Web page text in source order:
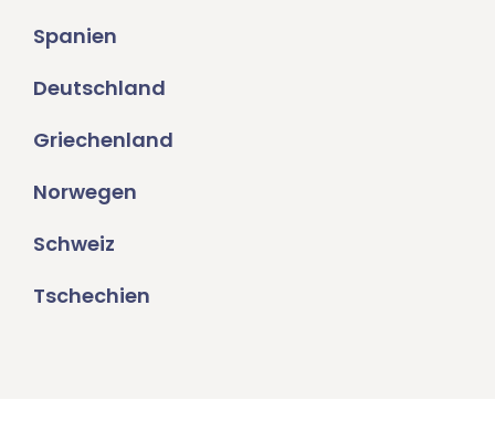
Spanien
Deutschland
Griechenland
Norwegen
Schweiz
Tschechien